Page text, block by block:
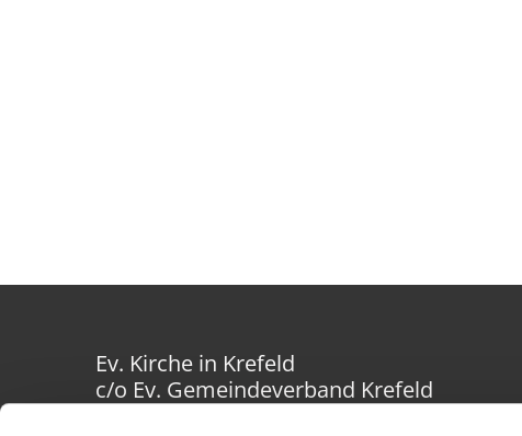
Ev. Kirche in Krefeld
c/o Ev. Gemeindeverband Krefeld